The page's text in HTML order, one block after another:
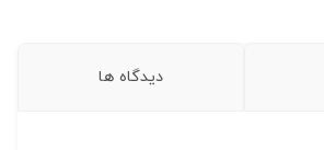
دیدگاه ها